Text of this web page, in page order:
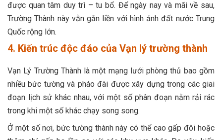
được quan tâm duy trì – tu bổ. Để ngày nay và mãi về sau,
Trường Thành này vẫn gắn liền với hình ảnh đất nước Trung
Quốc rộng lớn.
4. Kiến trúc độc đáo của Vạn lý trường thành
Vạn Lý Trường Thành là một mạng lưới phòng thủ bao gồm
nhiều bức tường và pháo đài được xây dựng trong các giai
đoạn lịch sử khác nhau, với một số phân đoạn nằm rải rác
trong khi một số khác chạy song song.
Ở một số nơi, bức tường thành này có thể cao gấp đôi hoặc